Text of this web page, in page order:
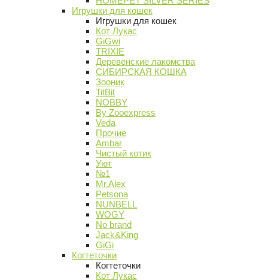
Игрушки для кошек
Игрушки для кошек
Кот Лукас
GiGwi
TRIXIE
Деревенские лакомства
СИБИРСКАЯ КОШКА
Зооник
TitBit
NOBBY
By Zooexpress
Veda
Прочие
Ambar
Чистый котик
Уют
№1
Mr.Alex
Petsona
NUNBELL
WOGY
No brand
Jack&King
GiGi
Когтеточки
Когтеточки
Кот Лукас